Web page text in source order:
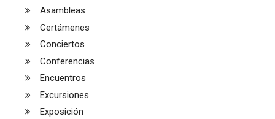
Asambleas
Certámenes
Conciertos
Conferencias
Encuentros
Excursiones
Exposición